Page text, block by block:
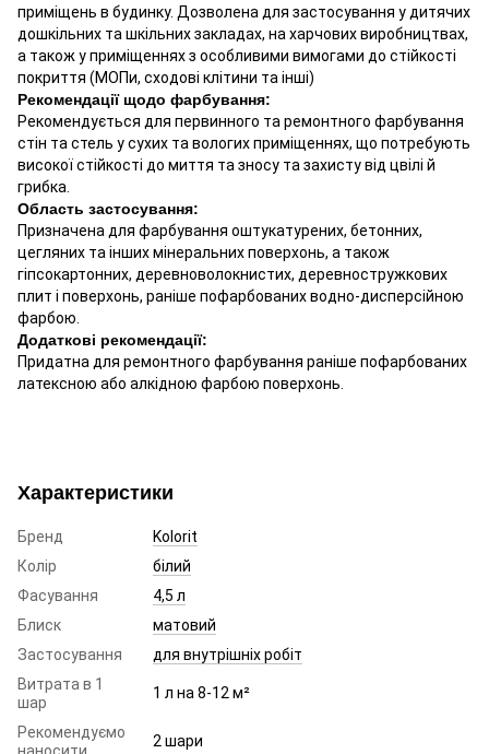
приміщень в будинку. Дозволена для застосування у дитячих
дошкільних та шкільних закладах, на харчових виробництвах,
а також у приміщеннях з особливими вимогами до стійкості
покриття (МОПи, сходові клітини та інші)
Рекомендації щодо фарбування:
Рекомендується для первинного та ремонтного фарбування
стін та стель у сухих та вологих приміщеннях, що потребують
високої стійкості до миття та зносу та захисту від цвілі й
грибка.
Область застосування:
Призначена для фарбування оштукатурених, бетонних,
цегляних та інших мінеральних поверхонь, а також
гіпсокартонних, деревноволокнистих, деревностружкових
плит і поверхонь, раніше пофарбованих водно-дисперсійною
фарбою.
Додаткові рекомендації:
Придатна для ремонтного фарбування раніше пофарбованих
латексною або алкідною фарбою поверхонь.
Характеристики
Бренд
Kolorit
Колір
білий
Фасування
4,5 л
Блиск
матовий
Застосування
для внутрішніх робіт
Витрата в 1
шар
1 л на 8-12 м²
Рекомендуємо
2 шари